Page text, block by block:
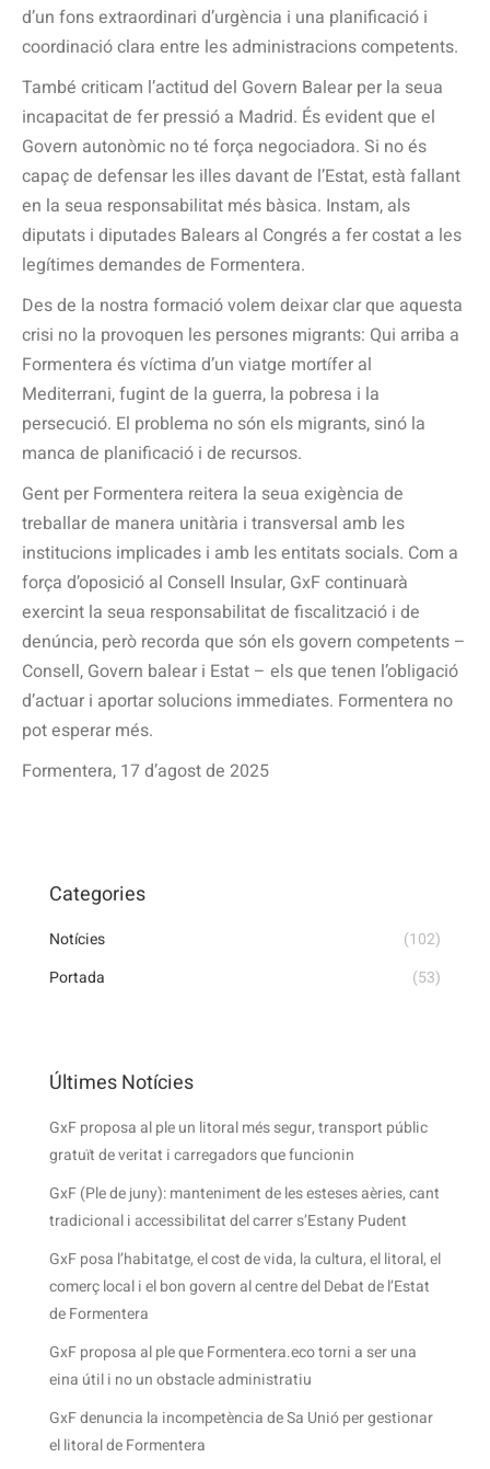
d’un fons extraordinari d’urgència i una planificació i
coordinació clara entre les administracions competents.
També criticam l’actitud del Govern Balear per la seua
incapacitat de fer pressió a Madrid. És evident que el
Govern autonòmic no té força negociadora. Si no és
capaç de defensar les illes davant de l’Estat, està fallant
en la seua responsabilitat més bàsica. Instam, als
diputats i diputades Balears al Congrés a fer costat a les
legítimes demandes de Formentera.
Des de la nostra formació volem deixar clar que aquesta
crisi no la provoquen les persones migrants: Qui arriba a
Formentera és víctima d’un viatge mortífer al
Mediterrani, fugint de la guerra, la pobresa i la
persecució. El problema no són els migrants, sinó la
manca de planificació i de recursos.
Gent per Formentera reitera la seua exigència de
treballar de manera unitària i transversal amb les
institucions implicades i amb les entitats socials. Com a
força d’oposició al Consell Insular, GxF continuarà
exercint la seua responsabilitat de fiscalització i de
denúncia, però recorda que són els govern competents –
Consell, Govern balear i Estat – els que tenen l’obligació
d’actuar i aportar solucions immediates. Formentera no
pot esperar més.
Formentera, 17 d’agost de 2025
Categories
Notícies
(102)
Portada
(53)
Últimes Notícies
GxF proposa al ple un litoral més segur, transport públic
gratuït de veritat i carregadors que funcionin
GxF (Ple de juny): manteniment de les esteses aèries, cant
tradicional i accessibilitat del carrer s’Estany Pudent
GxF posa l’habitatge, el cost de vida, la cultura, el litoral, el
comerç local i el bon govern al centre del Debat de l’Estat
de Formentera
GxF proposa al ple que Formentera.eco torni a ser una
eina útil i no un obstacle administratiu
GxF denuncia la incompetència de Sa Unió per gestionar
el litoral de Formentera